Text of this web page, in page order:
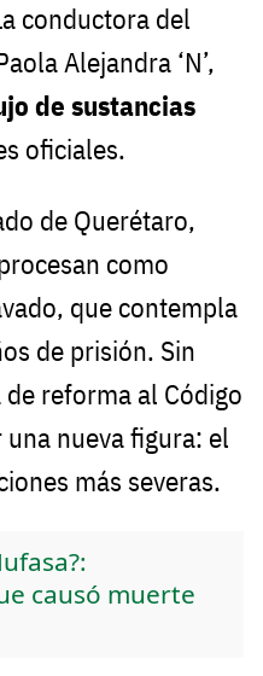
conductora del
Alejandra ‘N’,
de sustancias
oficiales.
de Querétaro,
como
que contempla
de prisión. Sin
reforma al Código
nueva figura: el
más severas.
causó muerte